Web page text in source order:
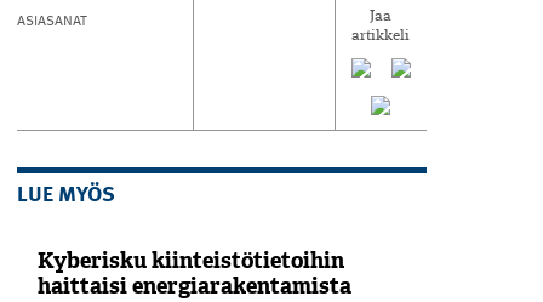
ASIASANAT
Jaa
artikkeli
LUE MYÖS
Kyberisku kiinteistötietoihin
haittaisi energiarakentamista